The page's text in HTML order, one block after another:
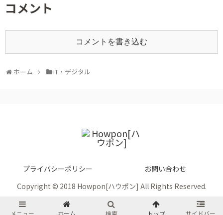
コメント
コメントを書き込む
ホーム IT・デジタル
プライバシーポリシー
お問い合わせ
Copyright © 2018 Howpon[ハウポン] All Rights Reserved.
メニュー ホーム 検索 トップ サイドバー